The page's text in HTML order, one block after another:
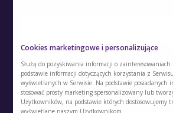
O Akademii
Kontakt
Cookies marketingowe i personalizujące
Służą do pozyskiwania informacji o
podstawie informacji dotyczących korzystania z
wyświetlanych w Serwisie. Na podstawie posiadanych
stosować prosty marketing spersonalizowany lub
Użytkowników, na podstawie których dostosowujemy
wyświetlane naszym Użytkownikom.